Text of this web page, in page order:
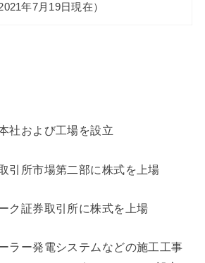
年7月19日現在）
社および工場を設立
引所市場第二部に株式を上場
ク証券取引所に株式を上場
ラー発電システムなどの施工工事